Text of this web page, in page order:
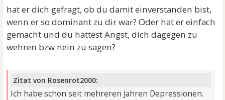
hat er dich gefragt, ob du damit einverstanden bist,
wenn er so dominant zu dir war? Oder hat er einfach
gemacht und du hattest Angst, dich dagegen zu
wehren bzw nein zu sagen?
Zitat von Rosenrot2000:
Ich habe schon seit mehreren Jahren Depressionen.